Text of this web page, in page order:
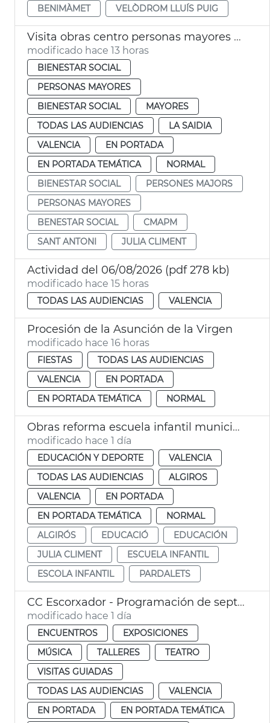
BENIMÀMET VELÒDROM LLUÍS PUIG
Visita obras centro personas mayores Sant Antoni València
modificado hace 13 horas
BIENESTAR SOCIAL
PERSONAS MAYORES
BIENESTAR SOCIAL
MAYORES
TODAS LAS AUDIENCIAS
LA SAIDIA
VALENCIA
EN PORTADA
EN PORTADA TEMÁTICA
NORMAL
BIENESTAR SOCIAL
PERSONES MAJORS
PERSONAS MAYORES
BENESTAR SOCIAL
CMAPM
SANT ANTONI
JULIA CLIMENT
Actividad del 06/08/2026 (pdf 278 kb)
modificado hace 15 horas
TODAS LAS AUDIENCIAS VALENCIA
Procesión de la Asunción de la Virgen
modificado hace 16 horas
FIESTAS
TODAS LAS AUDIENCIAS
VALENCIA
EN PORTADA
EN PORTADA TEMÁTICA
NORMAL
Obras reforma escuela infantil municipal Pardalets
modificado hace 1 día
EDUCACIÓN Y DEPORTE
VALENCIA
TODAS LAS AUDIENCIAS
ALGIROS
VALENCIA
EN PORTADA
EN PORTADA TEMÁTICA
NORMAL
ALGIRÓS
EDUCACIÓ
EDUCACIÓN
JULIA CLIMENT
ESCUELA INFANTIL
ESCOLA INFANTIL
PARDALETS
CC Escorxador - Programación de septiembre
modificado hace 1 día
ENCUENTROS
EXPOSICIONES
MÚSICA
TALLERES
TEATRO
VISITAS GUIADAS
TODAS LAS AUDIENCIAS
VALENCIA
EN PORTADA
EN PORTADA TEMÁTICA